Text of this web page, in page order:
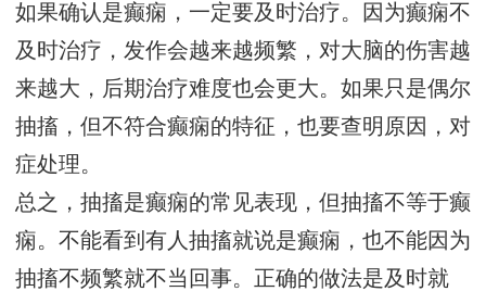
如果确认是癫痫，一定要及时治疗。因为癫痫不
及时治疗，发作会越来越频繁，对大脑的伤害越
来越大，后期治疗难度也会更大。如果只是偶尔
抽搐，但不符合癫痫的特征，也要查明原因，对
症处理。
总之，抽搐是癫痫的常见表现，但抽搐不等于癫
痫。不能看到有人抽搐就说是癫痫，也不能因为
抽搐不频繁就不当回事。正确的做法是及时就